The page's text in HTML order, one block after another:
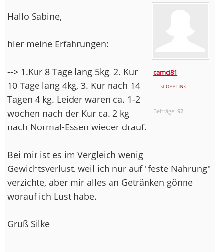
camci81
... ist OFFLINE
Beiträge:92
Hallo Sabine,
hier meine Erfahrungen:
--> 1.Kur 8 Tage lang 5kg, 2. Kur
10 Tage lang 4kg, 3. Kur nach 14
Tagen 4 kg. Leider waren ca. 1-2
wochen nach der Kur ca. 2 kg
nach Normal-Essen wieder drauf.
Bei mir ist es im Vergleich wenig
Gewichtsverlust, weil ich nur auf "feste Nahrung"
verzichte, aber mir alles an Getränken gönne
worauf ich Lust habe.
Gruß Silke